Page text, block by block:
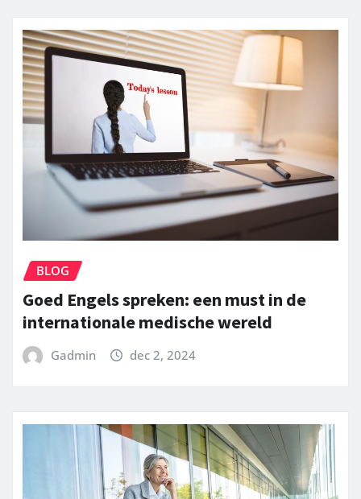
BLOG
Goed Engels spreken: een must in de
internationale medische wereld
Gadmin dec 2, 2024